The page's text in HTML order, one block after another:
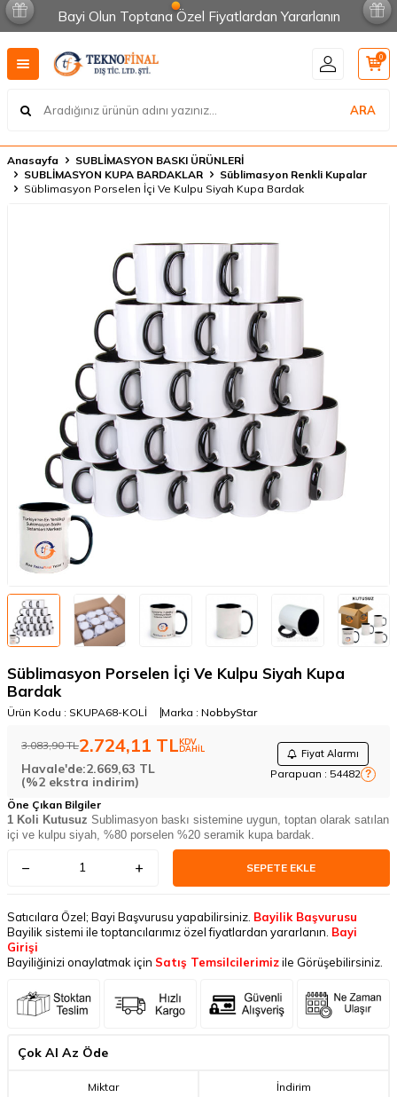
Bayi Olun Toptana Özel Fiyatlardan Yararlanın
ARA
0
Anasayfa
SUBLİMASYON BASKI ÜRÜNLERİ
SUBLİMASYON KUPA BARDAKLAR
Süblimasyon Renkli Kupalar
Süblimasyon Porselen İçi Ve Kulpu Siyah Kupa Bardak
Süblimasyon Porselen İçi Ve Kulpu Siyah Kupa
Bardak
Ürün Kodu : SKUPA68-KOLİ Marka : NobbyStar
3.083,90TL2.724,11 TLKDV
DAHİL Fiyat Alarmı
Parapuan : 54482 ?
Havale'de:2.669,63 TL
(%2 ekstra indirim)
Öne Çıkan Bilgiler
1 Koli Kutusuz Sublimasyon baskı sistemine uygun, toptan olarak satılan
içi ve kulpu siyah, %80 porselen %20 seramik kupa bardak.
SEPETE EKLE
Satıcılara Özel; Bayi Başvurusu yapabilirsiniz. Bayilik Başvurusu
Bayilik sistemi ile toptancılarımız özel fiyatlardan yararlanın. Bayi
Girişi
Bayiliğinizi onaylatmak için Satış Temsilcilerimizile Görüşebilirsiniz.
Çok Al Az Öde
Miktar İndirim